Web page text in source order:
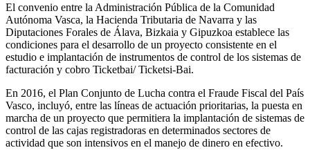
El convenio entre la Administración Pública de la Comunidad
Autónoma Vasca, la Hacienda Tributaria de Navarra y las
Diputaciones Forales de Álava, Bizkaia y Gipuzkoa establece las
condiciones para el desarrollo de un proyecto consistente en el
estudio e implantación de instrumentos de control de los sistemas de
facturación y cobro Ticketbai/ Ticketsi-Bai.
En 2016, el Plan Conjunto de Lucha contra el Fraude Fiscal del País
Vasco, incluyó, entre las líneas de actuación prioritarias, la puesta en
marcha de un proyecto que permitiera la implantación de sistemas de
control de las cajas registradoras en determinados sectores de
actividad que son intensivos en el manejo de dinero en efectivo.